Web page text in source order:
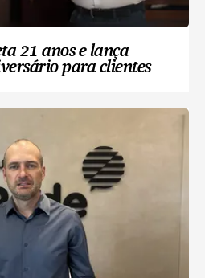
21 anos e lança
para clientes